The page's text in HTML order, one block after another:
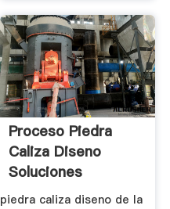
Proceso Piedra
Caliza Diseno
Soluciones
piedra caliza diseno de la